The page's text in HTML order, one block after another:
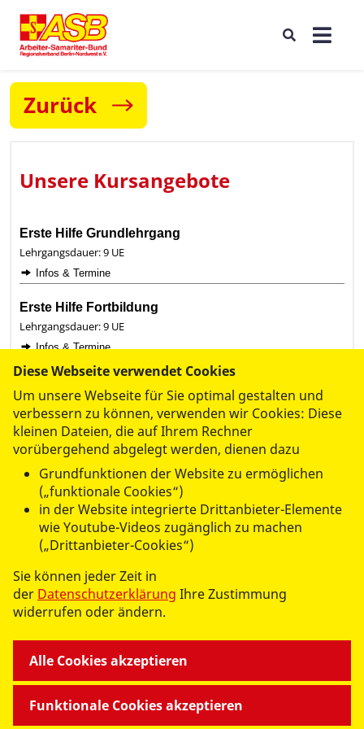
Zurück
Diese Webseite verwendet Cookies
Um unsere Webseite für Sie optimal gestalten und
verbessern zu können, verwenden wir Cookies: Diese
kleinen Dateien, die auf Ihrem Rechner
vorübergehend abgelegt werden, dienen dazu
Grundfunktionen der Website zu ermöglichen
(„funktionale Cookies“)
in der Website integrierte Drittanbieter-Elemente
wie Youtube-Videos zugänglich zu machen
(„Drittanbieter-Cookies“)
Sie können jeder Zeit in
der Datenschutzerklärung Ihre Zustimmung
widerrufen oder ändern.
Funktionale Cookies akzeptieren
Alle Cookies akzeptieren